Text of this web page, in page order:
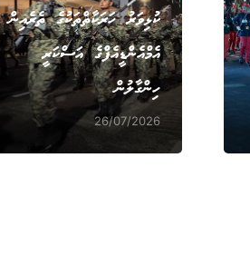
ކުޅިވަރު ހަރަކާތްތަކުގެ ތެރެއިން
އެމްއެންޑީއެފްގެ އަސްކަރީ
ހިންގާލުން
26/07/2026